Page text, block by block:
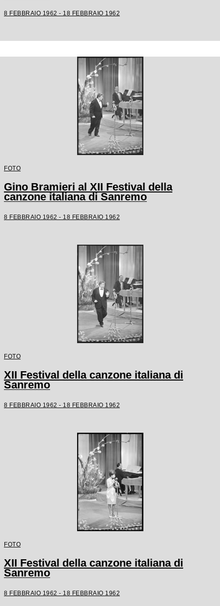
8 FEBBRAIO 1962 - 18 FEBBRAIO 1962
FOTO
Gino Bramieri al XII Festival della
canzone italiana di Sanremo
8 FEBBRAIO 1962 - 18 FEBBRAIO 1962
FOTO
XII Festival della canzone italiana di
Sanremo
8 FEBBRAIO 1962 - 18 FEBBRAIO 1962
FOTO
XII Festival della canzone italiana di
Sanremo
8 FEBBRAIO 1962 - 18 FEBBRAIO 1962